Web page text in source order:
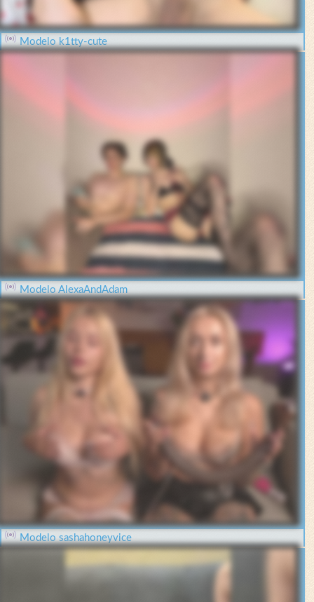
Modelo k1tty-cute
Modelo AlexaAndAdam
Modelo sashahoneyvice